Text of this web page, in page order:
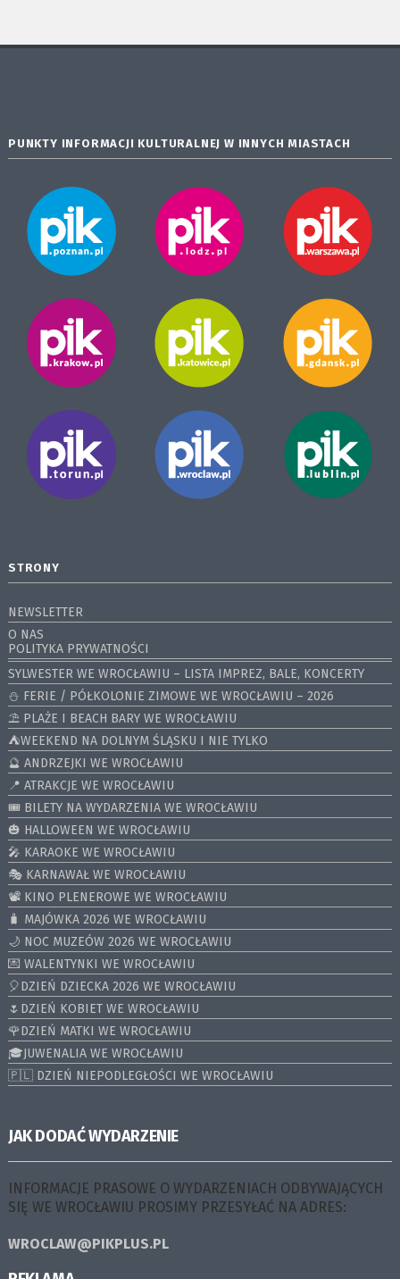
PUNKTY INFORMACJI KULTURALNEJ W INNYCH MIASTACH
STRONY
NEWSLETTER
O NAS
POLITYKA PRYWATNOŚCI
SYLWESTER WE WROCŁAWIU – LISTA IMPREZ, BALE, KONCERTY
⛄️ FERIE / PÓŁKOLONIE ZIMOWE WE WROCŁAWIU – 2026
⛱️ PLAŻE I BEACH BARY WE WROCŁAWIU
⛺️WEEKEND NA DOLNYM ŚLĄSKU I NIE TYLKO
🔮 ANDRZEJKI WE WROCŁAWIU
📍 ATRAKCJE WE WROCŁAWIU
🎟️ BILETY NA WYDARZENIA WE WROCŁAWIU
🎃 HALLOWEEN WE WROCŁAWIU
🎤 KARAOKE WE WROCŁAWIU
🎭 KARNAWAŁ WE WROCŁAWIU
📽️ KINO PLENEROWE WE WROCŁAWIU
🧳 MAJÓWKA 2026 WE WROCŁAWIU
🌙 NOC MUZEÓW 2026 WE WROCŁAWIU
💌 WALENTYNKI WE WROCŁAWIU
🎈DZIEŃ DZIECKA 2026 WE WROCŁAWIU
🌷DZIEŃ KOBIET WE WROCŁAWIU
🌹DZIEŃ MATKI WE WROCŁAWIU
🎓JUWENALIA WE WROCŁAWIU
🇵🇱 DZIEŃ NIEPODLEGŁOŚCI WE WROCŁAWIU
JAK DODAĆ WYDARZENIE
INFORMACJE PRASOWE O WYDARZENIACH ODBYWAJĄCYCH
SIĘ WE WROCŁAWIU PROSIMY PRZESYŁAĆ NA ADRES:
WROCLAW@PIKPLUS.PL